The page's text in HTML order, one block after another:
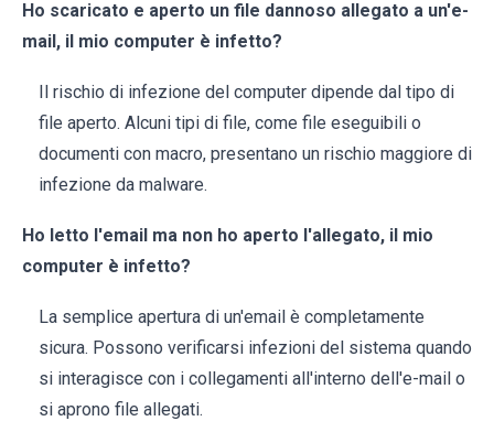
Ho scaricato e aperto un file dannoso allegato a un'e-
mail, il mio computer è infetto?
Il rischio di infezione del computer dipende dal tipo di
file aperto. Alcuni tipi di file, come file eseguibili o
documenti con macro, presentano un rischio maggiore di
infezione da malware.
Ho letto l'email ma non ho aperto l'allegato, il mio
computer è infetto?
La semplice apertura di un'email è completamente
sicura. Possono verificarsi infezioni del sistema quando
si interagisce con i collegamenti all'interno dell'e-mail o
si aprono file allegati.